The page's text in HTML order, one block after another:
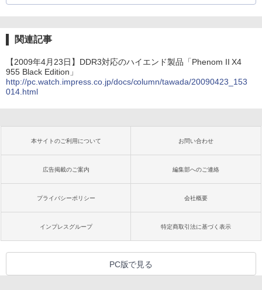
関連記事
【2009年4月23日】DDR3対応のハイエンド製品「Phenom II X4
955 Black Edition」
http://pc.watch.impress.co.jp/docs/column/tawada/20090423_153
014.html
本サイトのご利用について お問い合わせ
広告掲載のご案内 編集部へのご連絡
プライバシーポリシー 会社概要
インプレスグループ 特定商取引法に基づく表示
PC版で見る